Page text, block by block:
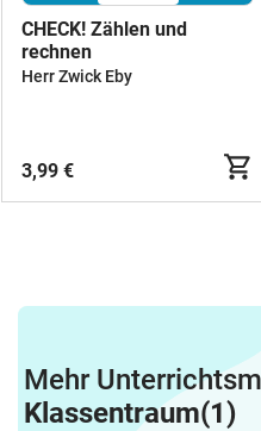
CHECK! Zählen und
rechnen
Herr Zwick Eby
3,99 €
Mehr
Klassentraum(1)